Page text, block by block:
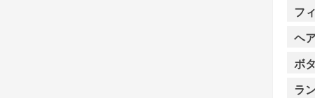
フ
ヘ
ボ
ラ